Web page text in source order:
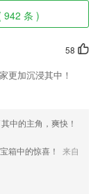
。
点后，通过小小的乐
优质的使用服务；
时温度，了解一下
你觉得了解户外温度
锦上添花。
942 条 )
58
更加沉浸其中！
中的主角，爽快！
箱中的惊喜！
来自